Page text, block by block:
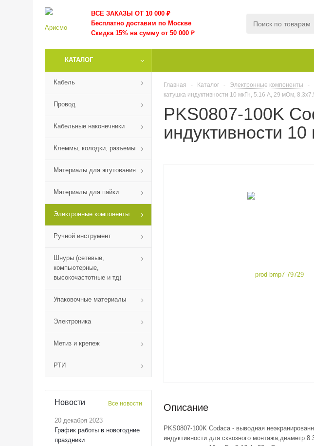
ВСЕ ЗАКАЗЫ ОТ 10 000 ₽
Бесплатно доставим по Москве
Скидка 15% на сумму от 50 000 ₽
КАТАЛОГ
Кабель
Провод
Кабельные наконечники
Клеммы, колодки, разъемы
Материалы для жгутования
Материалы для пайки
Электронные компоненты
Ручной инструмент
Шнуры (сетевые,
компьютерные,
высокочастотные и тд)
Упаковочные материалы
Электроника
Метиз и крепеж
РТИ
Новости Все новости
20 декабря 2023
График работы в новогодние
праздники
Главная - Каталог - Электронные компоненты -
катушка индуктивности 10 мкГн, 5.16 А, 29 мОм,
PKS0807-100K
индуктивности
Описание
PKS0807-100K Codaca - выводная
индуктивности для сквозного монтажа,диаметр